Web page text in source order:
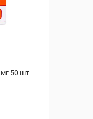
50 шт